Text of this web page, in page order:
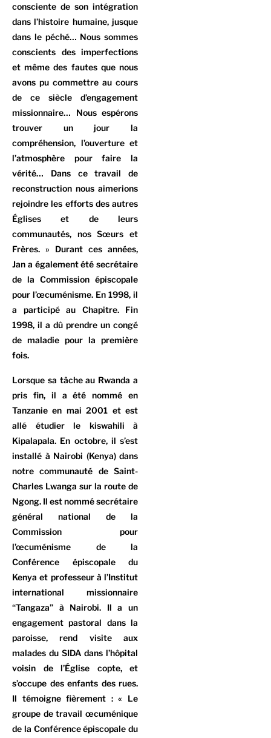
consciente de son intégration
dans l’histoire humaine, jusque
dans le péché… Nous sommes
conscients des imperfections
et même des fautes que nous
avons pu commettre au cours
de ce siècle d’engagement
missionnaire… Nous espérons
trouver un jour la
compréhension, l’ouverture et
l’atmosphère pour faire la
vérité… Dans ce travail de
reconstruction nous aimerions
rejoindre les efforts des autres
Églises et de leurs
communautés, nos Sœurs et
Frères. » Durant ces années,
Jan a également été secrétaire
de la Commission épiscopale
pour l’œcuménisme. En 1998, il
a participé au Chapitre. Fin
1998, il a dû prendre un congé
de maladie pour la première
fois.
Lorsque sa tâche au Rwanda a
pris fin, il a été nommé en
Tanzanie en mai 2001 et est
allé étudier le kiswahili à
Kipalapala. En octobre, il s’est
installé à Nairobi (Kenya) dans
notre communauté de Saint-
Charles Lwanga sur la route de
Ngong. Il est nommé secrétaire
général national de la
Commission pour
l’œcuménisme de la
Conférence épiscopale du
Kenya et professeur à l’Institut
international missionnaire
“Tangaza” à Nairobi. Il a un
engagement pastoral dans la
paroisse, rend visite aux
malades du SIDA dans l’hôpital
voisin de l’Église copte, et
s’occupe des enfants des rues.
Il témoigne fièrement : « Le
groupe de travail œcuménique
de la Conférence épiscopale du